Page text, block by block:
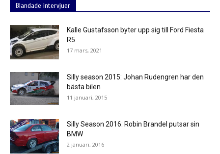
Blandade intervjuer
Kalle Gustafsson byter upp sig till Ford Fiesta
R5
17 mars, 2021
Silly season 2015: Johan Rudengren har den
bästa bilen
11 januari, 2015
Silly Season 2016: Robin Brandel putsar sin
BMW
2 januari, 2016